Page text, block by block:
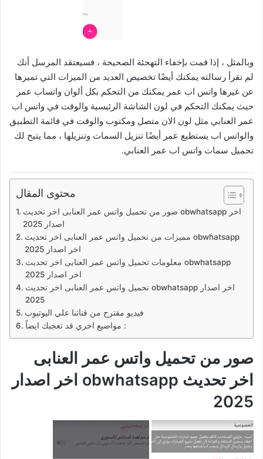
وبالمثل ، إذا قمت بإخفاء التهجئة الصحيحة ، فسيعتقد المرسل أنك
لم تقرأ رسالته يمكنك أيضًا تخصيص العديد من الميزات التي تميزها
عن غيرها واتس اب عمر يمكنك من التحكم بكل ألوان واتساب عمر
حيث يمكنك التحكم في لون الشاشة الرئيسية والوقت في واتس اب
عمر العنابي مثل لون الان متصل ومكتوب والوقت في قائمة التطبيق
والواتس اب يستطيع عمر أيضًا تنزيل السمات وتنزيلها ، مما يتيح لك
تحميل سمات واتس اب عمر العنابي.
محتوى المقال
صور من تحميل واتس عمر العنابى اخر تحديث obwhatsapp اخر
اصدار 2025
مميزات من تحميل واتس عمر العنابى اخر تحديث obwhatsapp
اخر اصدار 2025
معلومات تحميل واتس عمر العنابى اخر تحديث obwhatsapp
اخر اصدار 2025
تحميل واتس عمر العنابى اخر تحديث obwhatsapp اخر اصدار
2025
فيديو مقترح من قناتنا علي اليوتيوب
مواضيع اخري قد تعجبك ايضاً :
صور من تحميل واتس عمر العنابى
اخر تحديث obwhatsapp اخر اصدار
2025